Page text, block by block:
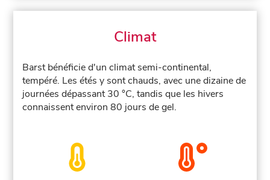
Climat
Barst bénéficie d'un climat semi-continental,
tempéré. Les étés y sont chauds, avec une dizaine de
journées dépassant 30 °C, tandis que les hivers
connaissent environ 80 jours de gel.